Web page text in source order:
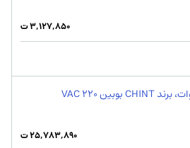
۳,۱۲۷,۸۵۰ت
کنتاکتور 115 آمپر، 55 کیلووات، برند CHINT بوبین VAC 220
۲۵,۷۸۳,۸۹۰ت